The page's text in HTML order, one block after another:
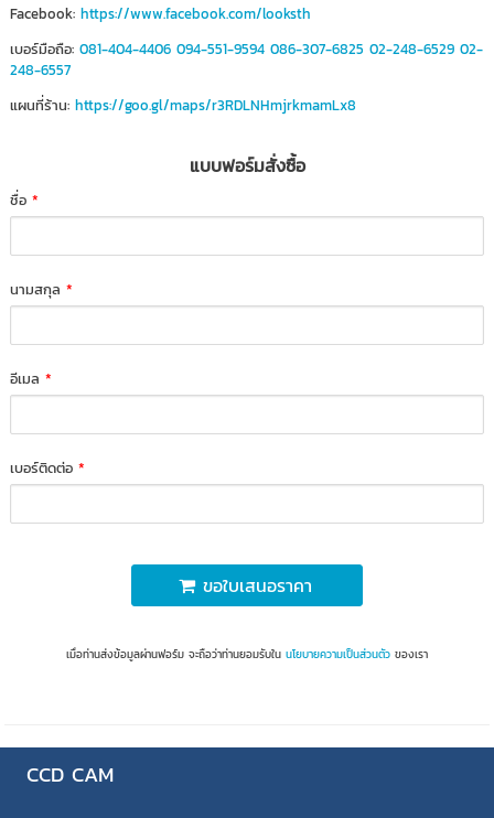
Facebook: https://www.facebook.com/looksth
เบอร์มือถือ: 081-404-4406 094-551-9594 086-307-6825 02-248-6529 02-
248-6557
แผนที่ร้าน:https://goo.gl/maps/r3RDLNHmjrkmamLx8
แบบฟอร์มสั่งซื้อ
ชื่อ*
นามสกุล*
อีเมล*
เบอร์ติดต่อ*
ขอใบเสนอราคา
เมื่อท่านส่งข้อมูลผ่านฟอร์ม จะถือว่าท่านยอมรับใน นโยบายความเป็นส่วนตัว ของเรา
CCD CAM